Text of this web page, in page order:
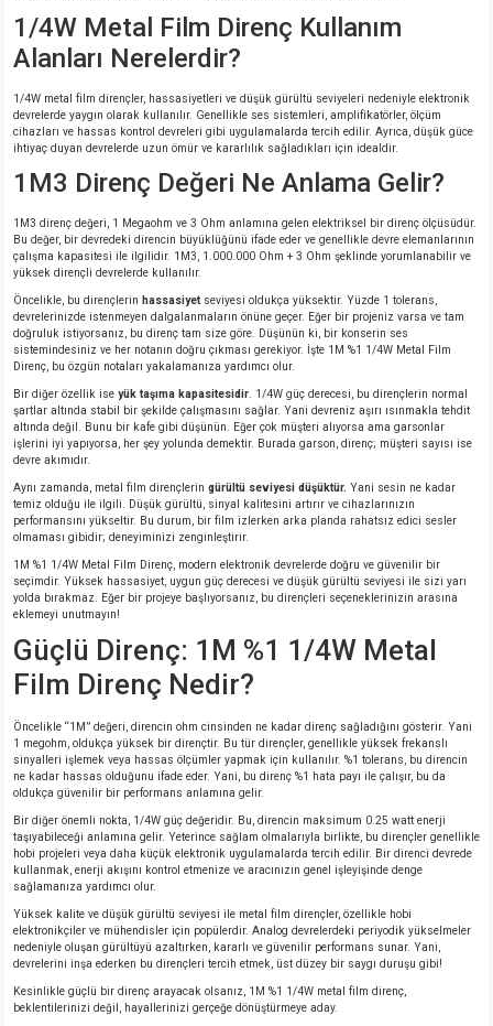
1/4W Metal Film Direnç Kullanım
Alanları Nerelerdir?
1/4W metal film dirençler, hassasiyetleri ve düşük gürültü seviyeleri nedeniyle elektronik
devrelerde yaygın olarak kullanılır. Genellikle ses sistemleri, amplifikatörler, ölçüm
cihazları ve hassas kontrol devreleri gibi uygulamalarda tercih edilir. Ayrıca, düşük güce
ihtiyaç duyan devrelerde uzun ömür ve kararlılık sağladıkları için idealdir.
1M3 Direnç Değeri Ne Anlama Gelir?
1M3 direnç değeri, 1 Megaohm ve 3 Ohm anlamına gelen elektriksel bir direnç ölçüsüdür.
Bu değer, bir devredeki direncin büyüklüğünü ifade eder ve genellikle devre elemanlarının
çalışma kapasitesi ile ilgilidir. 1M3, 1.000.000 Ohm + 3 Ohm şeklinde yorumlanabilir ve
yüksek dirençli devrelerde kullanılır.
Öncelikle, bu dirençlerin hassasiyet seviyesi oldukça yüksektir. Yüzde 1 tolerans,
devrelerinizde istenmeyen dalgalanmaların önüne geçer. Eğer bir projeniz varsa ve tam
doğruluk istiyorsanız, bu direnç tam size göre. Düşünün ki, bir konserin ses
sistemindesiniz ve her notanın doğru çıkması gerekiyor. İşte 1M %1 1/4W Metal Film
Direnç, bu özgün notaları yakalamanıza yardımcı olur.
Bir diğer özellik ise yük taşıma kapasitesidir . 1/4W güç derecesi, bu dirençlerin normal
şartlar altında stabil bir şekilde çalışmasını sağlar. Yani devreniz aşırı ısınmakla tehdit
altında değil. Bunu bir kafe gibi düşünün. Eğer çok müşteri alıyorsa ama garsonlar
işlerini iyi yapıyorsa, her şey yolunda demektir. Burada garson, direnç; müşteri sayısı ise
devre akımıdır.
Aynı zamanda, metal film dirençlerin gürültü seviyesi düşüktür. Yani sesin ne kadar
temiz olduğu ile ilgili. Düşük gürültü, sinyal kalitesini artırır ve cihazlarınızın
performansını yükseltir. Bu durum, bir film izlerken arka planda rahatsız edici sesler
olmaması gibidir; deneyiminizi zenginleştirir.
1M %1 1/4W Metal Film Direnç, modern elektronik devrelerde doğru ve güvenilir bir
seçimdir. Yüksek hassasiyet, uygun güç derecesi ve düşük gürültü seviyesi ile sizi yarı
yolda bırakmaz. Eğer bir projeye başlıyorsanız, bu dirençleri seçeneklerinizin arasına
eklemeyi unutmayın!
Güçlü Direnç: 1M %1 1/4W Metal
Film Direnç Nedir?
Öncelikle “1M” değeri, direncin ohm cinsinden ne kadar direnç sağladığını gösterir. Yani
1 megohm, oldukça yüksek bir dirençtir. Bu tür dirençler, genellikle yüksek frekanslı
sinyalleri işlemek veya hassas ölçümler yapmak için kullanılır. %1 tolerans, bu direncin
ne kadar hassas olduğunu ifade eder. Yani, bu direnç %1 hata payı ile çalışır, bu da
oldukça güvenilir bir performans anlamına gelir.
Bir diğer önemli nokta, 1/4W güç değeridir. Bu, direncin maksimum 0.25 watt enerji
taşıyabileceği anlamına gelir. Yeterince sağlam olmalarıyla birlikte, bu dirençler genellikle
hobi projeleri veya daha küçük elektronik uygulamalarda tercih edilir. Bir direnci devrede
kullanmak, enerji akışını kontrol etmenize ve aracınızın genel işleyişinde denge
sağlamanıza yardımcı olur.
Yüksek kalite ve düşük gürültü seviyesi ile metal film dirençler, özellikle hobi
elektronikçiler ve mühendisler için popülerdir. Analog devrelerdeki periyodik yükselmeler
nedeniyle oluşan gürültüyü azaltırken, kararlı ve güvenilir performans sunar. Yani,
devrelerini inşa ederken bu dirençleri tercih etmek, üst düzey bir saygı duruşu gibi!
Kesinlikle güçlü bir direnç arayacak olsanız, 1M %1 1/4W metal film direnç,
beklentilerinizi değil, hayallerinizi gerçeğe dönüştürmeye aday.